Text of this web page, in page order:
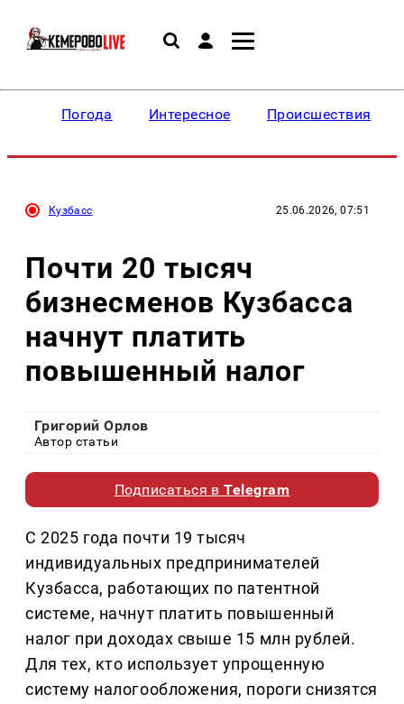
Погода Интересное Происшествия
Кузбасс 25.06.2026, 07:51
Почти 20 тысяч
бизнесменов Кузбасса
начнут платить
повышенный налог
Григорий Орлов
Автор статьи
Подписаться вTelegram
С 2025 года почти 19 тысяч
индивидуальных предпринимателей
Кузбасса, работающих по патентной
системе, начнут платить повышенный
налог при доходах свыше 15 млн рублей.
Для тех, кто использует упрощенную
систему налогообложения, пороги снизятся